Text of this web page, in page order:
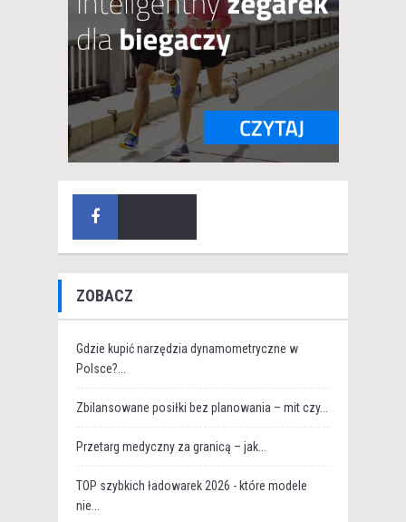
ZOBACZ
Gdzie kupić narzędzia dynamometryczne w
Polsce?...
Zbilansowane posiłki bez planowania – mit czy...
Przetarg medyczny za granicą – jak...
TOP szybkich ładowarek 2026 - które modele
nie...